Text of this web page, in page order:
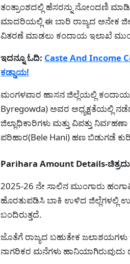
ತಂತ್ರಾಂಶದಲ್ಲಿ ಹೆಸರನ್ನು ನೋಂದಣಿ
ಮಾದರಿಯಲ್ಲಿ ಈ ಬಾರಿ ರಾಜ್ಯದ ಅನೇಕ
ವಿತರಣೆ ಮಾಡಲು ಕಂದಾಯ ಇಲಾಖೆ
ಇದನ್ನೂ ಓದಿ: Caste And Income
ಕಡ್ಡಾಯ!
ಮಂಗಳವಾರ ಹಾಸನ ಜಿಲ್ಲೆಯಲ್ಲಿ ಕಂದಾಯ
Byregowda) ಅವರ ಅಧ್ಯಕ್ಷತೆಯಲ್ಲಿ
ಜಿಲ್ಲಾಧಿಕಾರಿಗಳು ಮತ್ತು ವಿಪತ್ತು
ಪರಿಹಾರ(Bele Hani) ಹಣ ಬಿಡುಗಡೆ
Parihara Amount Details-
2025-26 ನೇ ಸಾಲಿನ ಮುಂಗಾರು
ಹೊರತುಪಡಿಸಿ ಬಾಕಿ ಉಳಿದ ಜಿಲ್ಲೆಗಳಲ್ಲಿ
ಬಂದಿರುತ್ತದೆ.
ಜೊತೆಗೆ ರಾಜ್ಯದ ಬಹುತೇಕ ಜಲಾಶಯಗಳು
ನಾಗರಿಕರ ಮನೆಗಳು